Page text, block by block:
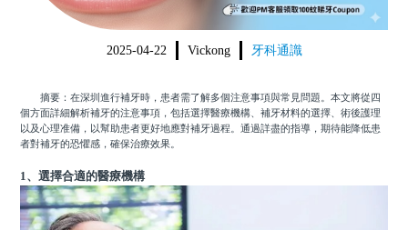
2025-04-22 Vickong 牙科通識
摘要：在深圳進行補牙時，患者需了解多個注意事項與常見問題。本文將從四
個方面詳細解析補牙的注意事項，包括選擇醫療機構、補牙材料的選擇、術後護理
以及心理准備，以幫助患者更好地應對補牙過程。通過詳盡的指導，期待能降低患
者對補牙的恐懼感，確保治療效果。
1、選擇合適的醫療機構